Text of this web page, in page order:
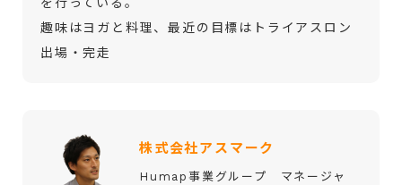
趣味はヨガと料理、最近の目標はトライアスロン
出場・完走
株式会社アスマーク
Humap事業グループ マネージャ